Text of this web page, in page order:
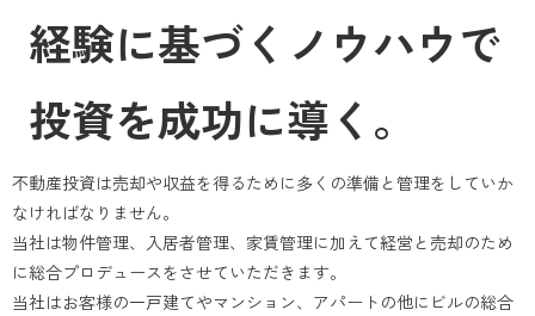
経験に基づくノウハウで
投資を成功に導く。
不動産投資は売却や収益を得るために多くの準備と管理をしていか
なければなりません。
当社は物件管理、入居者管理、家賃管理に加えて経営と売却のため
に総合プロデュースをさせていただきます。
当社はお客様の一戸建てやマンション、アパートの他にビルの総合